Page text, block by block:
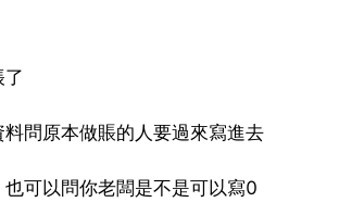
問原本做賬的人要過來寫進去
可以問你老闆是不是可以寫0